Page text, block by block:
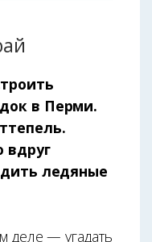
в Перми.
вдруг
ледяные
— угадать